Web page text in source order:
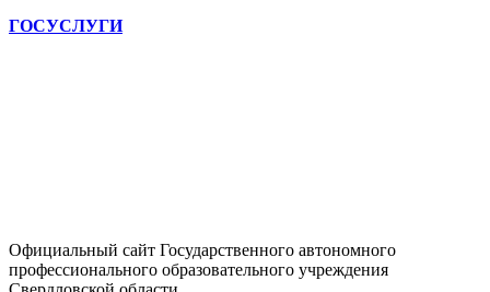
ГОСУСЛУГИ
Официальный сайт Государственного автономного
профессионального образовательного учреждения